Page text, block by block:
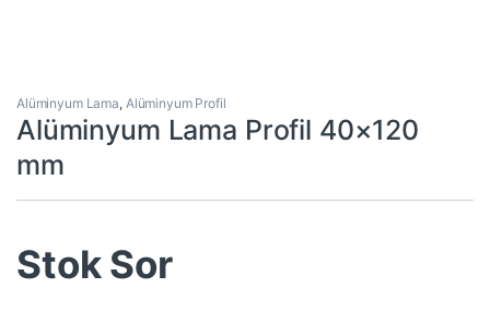
Alüminyum Lama, Alüminyum Profil
Alüminyum Lama Profil 40×120
mm
Stok Sor